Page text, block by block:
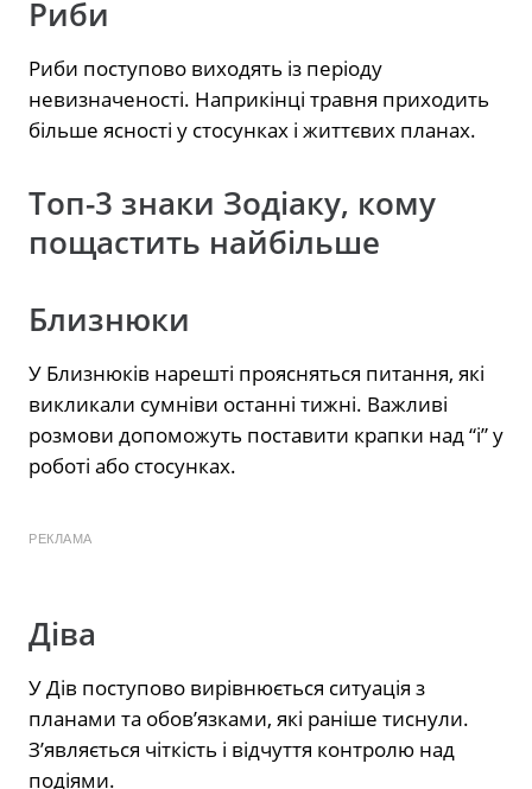
Риби
Риби поступово виходять із періоду
невизначеності. Наприкінці травня приходить
більше ясності у стосунках і життєвих планах.
Топ-3 знаки Зодіаку, кому
пощастить найбільше
Близнюки
У Близнюків нарешті проясняться питання, які
викликали сумніви останні тижні. Важливі
розмови допоможуть поставити крапки над “і” у
роботі або стосунках.
РЕКЛАМА
Діва
У Дів поступово вирівнюється ситуація з
планами та обов’язками, які раніше тиснули.
З’являється чіткість і відчуття контролю над
подіями.